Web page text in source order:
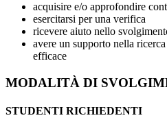
acquisire e/o approfondire
esercitarsi per una verifica
ricevere aiuto nello
avere un supporto nella
efficace
MODALITÀ DI
STUDENTI RICHIEDENTI